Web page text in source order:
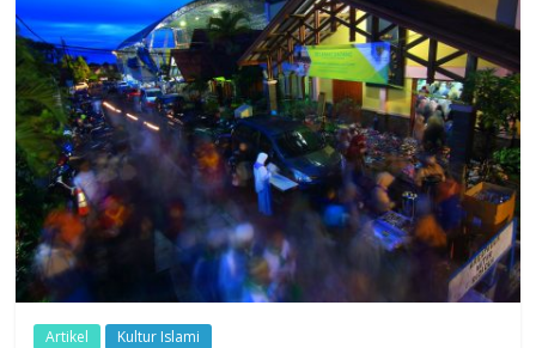
Dzikir,
Fikir,
Ikhtiar
Artikel Kultur Islami